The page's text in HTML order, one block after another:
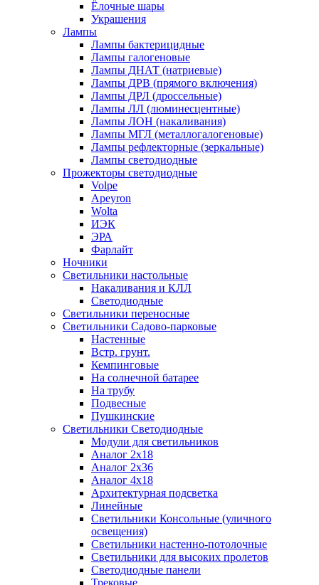
Ёлочные шары
Украшения
Лампы
Лампы бактерицидные
Лампы галогеновые
Лампы ДНАТ (натриевые)
Лампы ДРВ (прямого включения)
Лампы ДРЛ (дроссельные)
Лампы ЛЛ (люминесцентные)
Лампы ЛОН (накаливания)
Лампы МГЛ (металлогалогеновые)
Лампы рефлекторные (зеркальные)
Лампы светодиодные
Прожекторы светодиодные
Volpe
Apeyron
Wolta
ИЭК
ЭРА
Фарлайт
Ночники
Светильники настольные
Накаливания и КЛЛ
Светодиодные
Светильники переносные
Светильники Садово-парковые
Настенные
Встр. грунт.
Кемпинговые
На солнечной батарее
На трубу
Подвесные
Пушкинские
Светильники Светодиодные
Модули для светильников
Аналог 2х18
Аналог 2х36
Аналог 4х18
Архитектурная подсветка
Линейные
Светильники Консольные (уличного
освещения)
Светильники настенно-потолочные
Светильники для высоких пролетов
Светодиодные панели
Трековые